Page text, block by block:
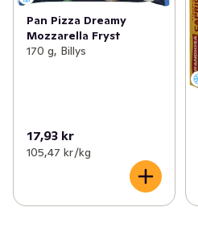
Pan Pizza Dreamy
Mozzarella Fryst
170 g, Billys
17,93 kr
105,47 kr /kg